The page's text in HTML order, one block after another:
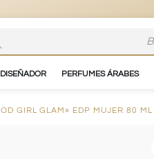
PERFUMES ÁRABES
GIRL GLAM» EDP MUJER 80 ML